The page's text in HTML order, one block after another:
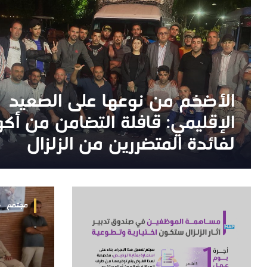
الأضخم من نوعها على الصعيد
الإقليمي: قافلة التضامن من
لفائدة المتضررين من الزلزال
الأضخم من نوعها على الصعيد
الإقليمي: قافلة التضامن من
لفائدة المتضررين من الزلزال
مجتمع